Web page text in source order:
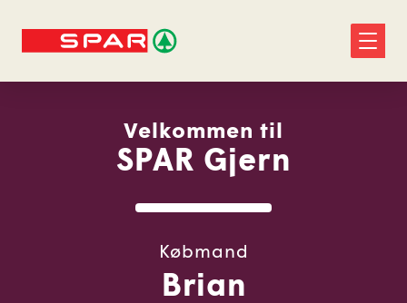
Velkommen til
SPAR Gjern
Købmand
Brian